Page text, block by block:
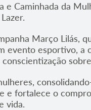
Caminhada da
Março Lilás,
esportivo,
fortalece o
vida.